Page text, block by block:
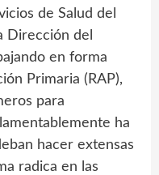
de Salud del
Dirección del
en forma
Primaria (RAP),
para
ha
hacer extensas
radica en las